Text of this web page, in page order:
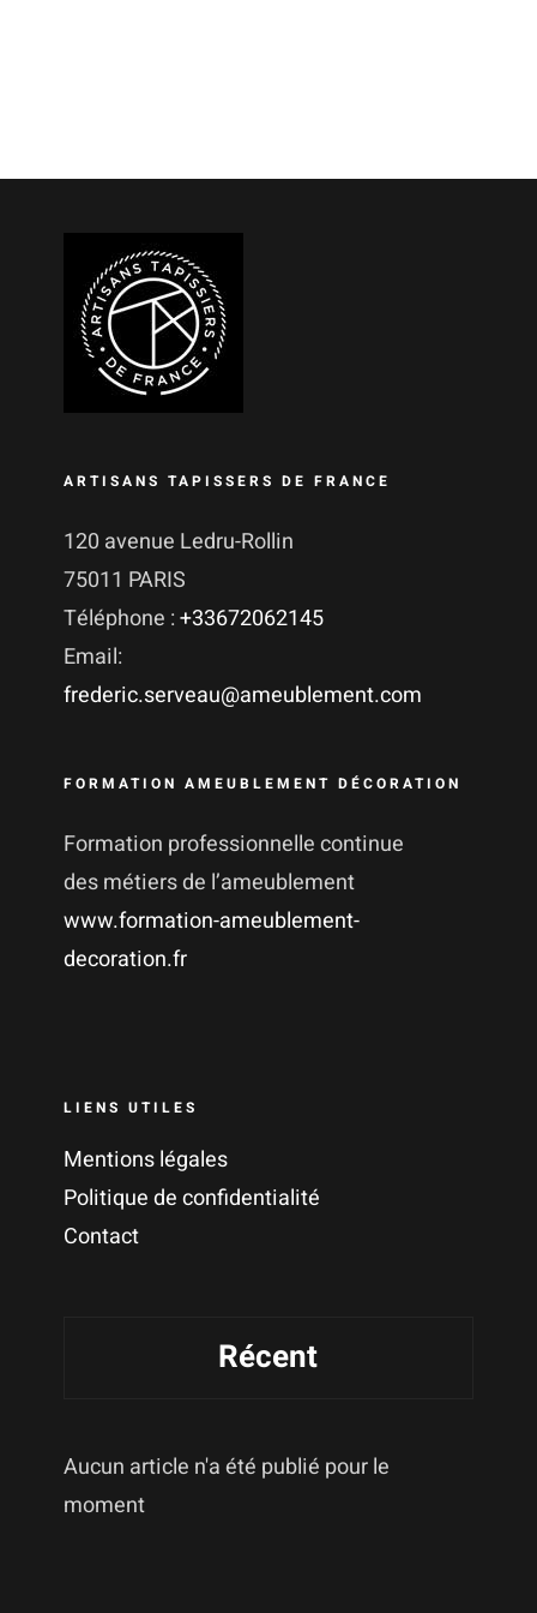
ARTISANS TAPISSERS DE FRANCE
120 avenue Ledru-Rollin
75011 PARIS
Téléphone :+33672062145
Email:
frederic.serveau@ameublement.com
FORMATION AMEUBLEMENT DÉCORATION
Formation professionnelle continue
des métiers de l’ameublement
www.formation-ameublement-
decoration.fr
LIENS UTILES
Mentions légales
Politique de confidentialité
Contact
Récent
Aucun article n'a été publié pour le
moment